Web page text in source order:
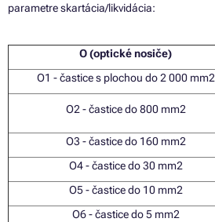
parametre skartácia/likvidácia:
O (optické nosiče)
O1 - častice s plochou do 2 000 mm2
O2 - častice do 800 mm2
O3 - častice do 160 mm2
O4 - častice do 30 mm2
O5 - častice do 10 mm2
O6 - častice do 5 mm2